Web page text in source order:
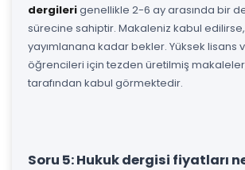
dergilerigenellikle 2-6 ay arasında bir
sürecine sahiptir. Makaleniz kabul edilirse,
yayımlanana kadar bekler. Yüksek lisans
öğrencileri için tezden üretilmiş
tarafından kabul görmektedir.
Soru 5: Hukuk dergisi fiyatları